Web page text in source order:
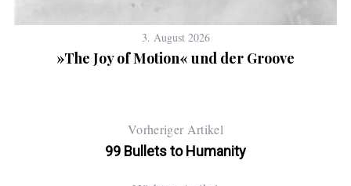
3. August 2026
»The Joy of Motion« und der Groove
Vorheriger Artikel
99 Bullets to Humanity